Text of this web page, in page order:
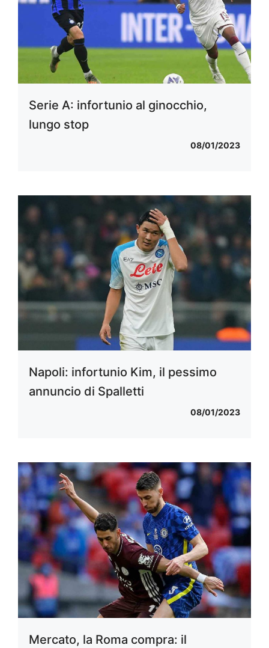
Serie A: infortunio al ginocchio,
lungo stop
08/01/2023
Napoli: infortunio Kim, il pessimo
annuncio di Spalletti
08/01/2023
Mercato, la Roma compra: il